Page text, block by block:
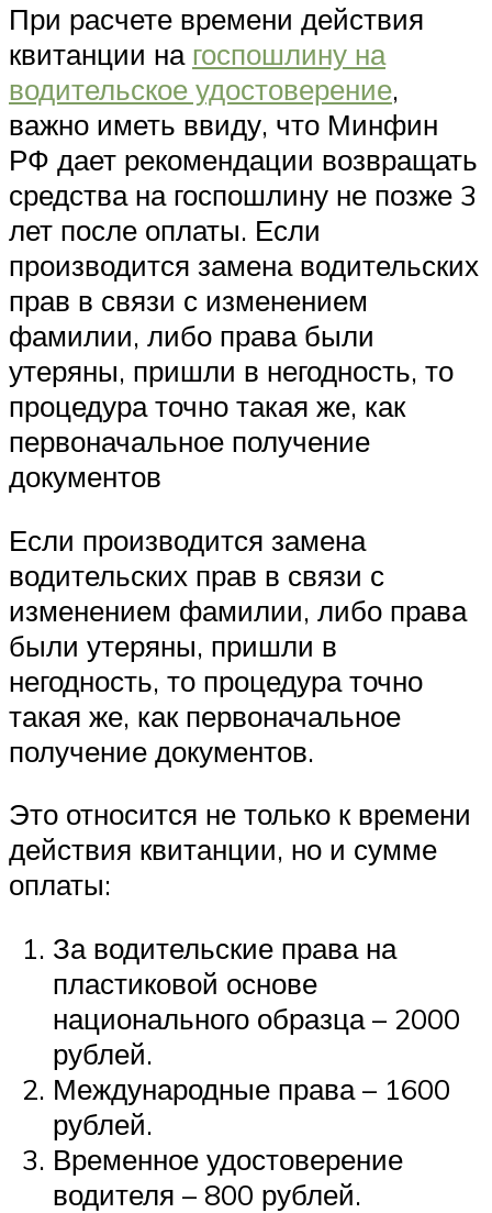
При расчете времени действия
квитанции на госпошлину на
водительское удостоверение,
важно иметь ввиду, что Минфин
РФ дает рекомендации возвращать
средства на госпошлину не позже 3
лет после оплаты. Если
производится замена водительских
прав в связи с изменением
фамилии, либо права были
утеряны, пришли в негодность, то
процедура точно такая же, как
первоначальное получение
документов
Если производится замена
водительских прав в связи с
изменением фамилии, либо права
были утеряны, пришли в
негодность, то процедура точно
такая же, как первоначальное
получение документов.
Это относится не только к времени
действия квитанции, но и сумме
оплаты:
За водительские права на
пластиковой основе
национального образца – 2000
рублей.
Международные права – 1600
рублей.
Временное удостоверение
водителя – 800 рублей.